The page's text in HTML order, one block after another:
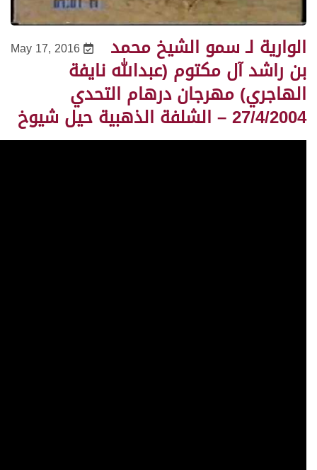
May 17, 2016 الوارية لـ سمو الشيخ محمد
بن راشد آل مكتوم (عبدالله نايفة
الهاجري) مهرجان درهام التحدي
27/4/2004 – الشلفة الذهبية حيل شيوخ